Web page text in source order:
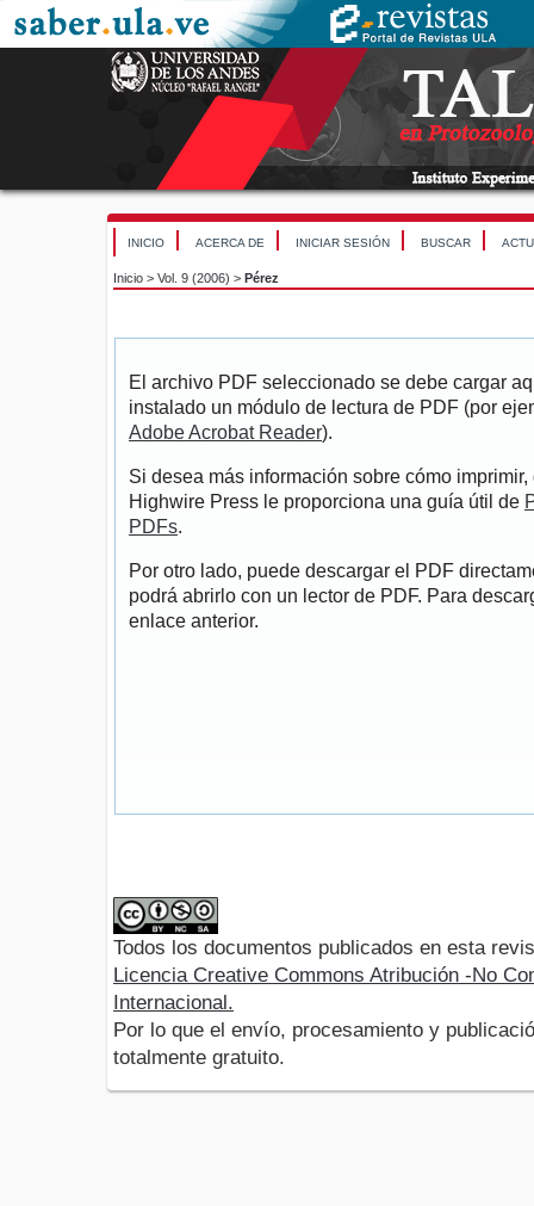
INICIO ACERCA DE INICIAR SESIÓN BUSCAR
Inicio > Vol. 9 (2006) > Pérez
El archivo PDF seleccionado se debe cargar
instalado un módulo de lectura de PDF (por
Adobe Acrobat Reader).
Si desea más información sobre cómo
Highwire Press le proporciona una guía útil de
PDFs.
Por otro lado, puede descargar el PDF
podrá abrirlo con un lector de PDF. Para
enlace anterior.
Todos los documentos publicados en esta
Licencia Creative Commons Atribución -No
Internacional.
Por lo que el envío, procesamiento y
totalmente gratuito.